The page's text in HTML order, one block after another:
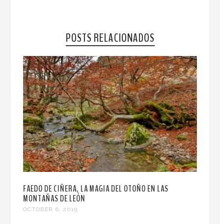
POSTS RELACIONADOS
FAEDO DE CIÑERA, LA MAGIA DEL OTOÑO EN LAS
MONTAÑAS DE LEÓN
OCTOBER 6, 2019